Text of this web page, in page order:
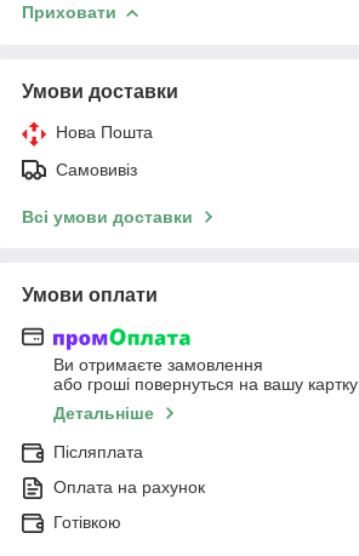
Приховати
Умови доставки
Нова Пошта
Самовивіз
Всі умови доставки
Умови оплати
Ви отримаєте замовлення
або гроші повернуться на вашу картку
Детальніше
Післяплата
Оплата на рахунок
Готівкою